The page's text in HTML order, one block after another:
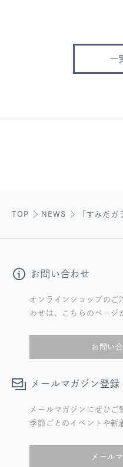
一
TOP NEWS 「すみだ
お問い合わせ
オンラインショップのご
わせは、こちらのページ
お問い
メールマガジン登録
メールマガジンにぜひご
季節ごとのイベントや新
メール